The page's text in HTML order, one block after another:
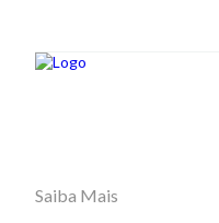
Saiba Mais